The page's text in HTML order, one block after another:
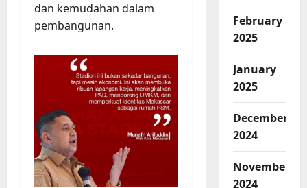
dan kemudahan dalam
pembangunan.
February
2025
January
2025
December
2024
November
2024